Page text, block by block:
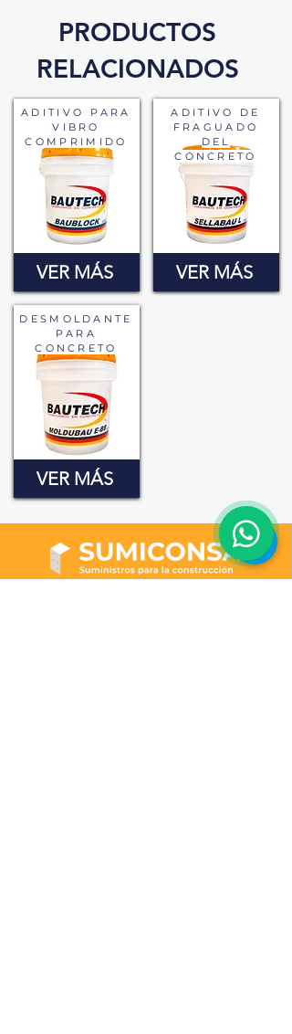
PRODUCTOS
RELACIONADOS
ADITIVO PARA
VIBRO
COMPRIMIDO
VER MÁS
DESM OLDANTE
PARA
CONCRETO
VER MÁS
ADITIVO DE
FRAGUADO
DEL
CONCRETO
VER MÁS